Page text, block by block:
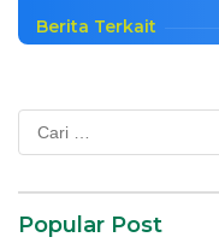
Berita Terkait
Cari
untuk:
Popular Post